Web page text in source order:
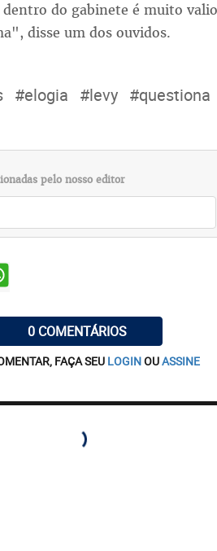
do gabinete é muito
disse um dos ouvidos.
#elogia #levy #questiona
pelo nosso editor
0 COMENTÁRIOS
FAÇA SEU LOGINOUASSINE